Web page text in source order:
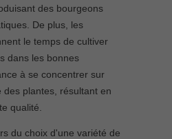
des bourgeons
De plus, les
le temps de cultiver
dans les bonnes
à se concentrer sur
des plantes, résultant en
qualité.
du choix d'une variété de